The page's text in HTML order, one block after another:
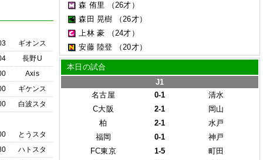
ギオンス
長野U
Axis
ギケンス
白波スタ
とうスタ
ハトスタ
森 侑里
（26才）
森田 晃樹
（26才）
上林 豪
（24才）
安藤 陸登
（20才）
本日の試合
J1
名古屋
0-1
清水
C大阪
2-1
岡山
柏
2-1
水戸
福岡
0-1
神戸
FC東京
1-5
町田